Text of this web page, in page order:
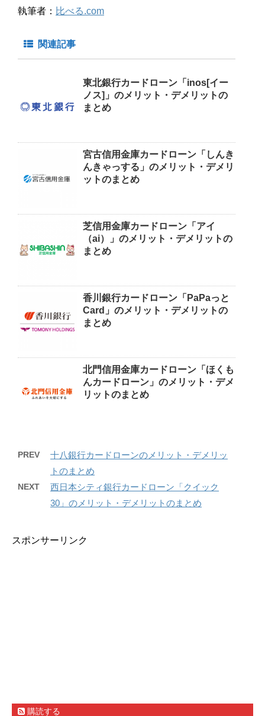
執筆者： 比べる.com
関連記事
東北銀行カードローン「inos[イー
ノス]」のメリット・デメリットの
まとめ
宮古信用金庫カードローン「しんき
んきゃっする」のメリット・デメリ
ットのまとめ
芝信用金庫カードローン「アイ
（ai）」のメリット・デメリットの
まとめ
香川銀行カードローン「PaPaっと
Card」のメリット・デメリットの
まとめ
北門信用金庫カードローン「ほくも
んカードローン」のメリット・デメ
リットのまとめ
PREV
十八銀行カードローンのメリット・デメリッ
トのまとめ
NEXT
西日本シティ銀行カードローン「クイック
30」のメリット・デメリットのまとめ
スポンサーリンク
購読する